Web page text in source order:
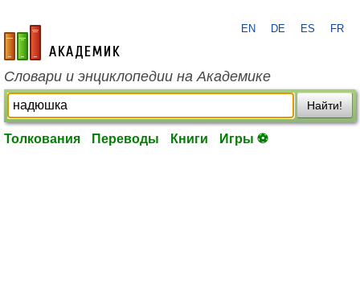
academic.ru
EN DE ES FR
Словари и энциклопедии на Академике
Найти!
Толкования Переводы Книги Игры ⚽